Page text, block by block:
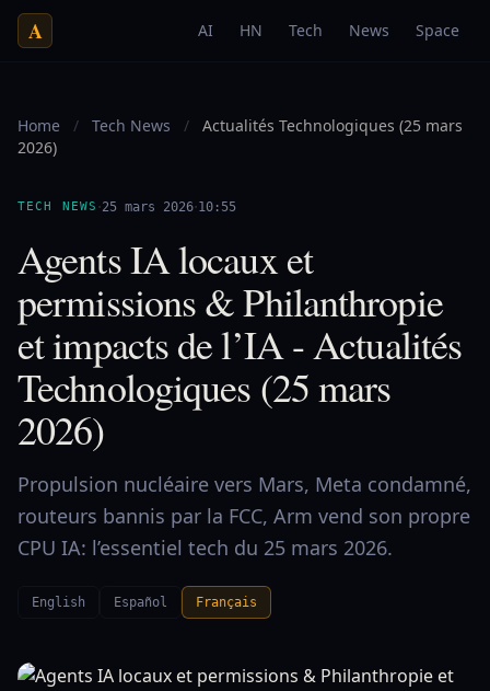
A AI HN Tech News Space
Home / Tech News /
Actualités Technologiques (25 mars
2026)
TECH NEWS ·25 mars 2026·10:55
Agents IA locaux et
permissions & Philanthropie
et impacts de l’IA - Actualités
Technologiques (25 mars
2026)
Propulsion nucléaire vers Mars, Meta condamné,
routeurs bannis par la FCC, Arm vend son propre
CPU IA: l’essentiel tech du 25 mars 2026.
English Español Français